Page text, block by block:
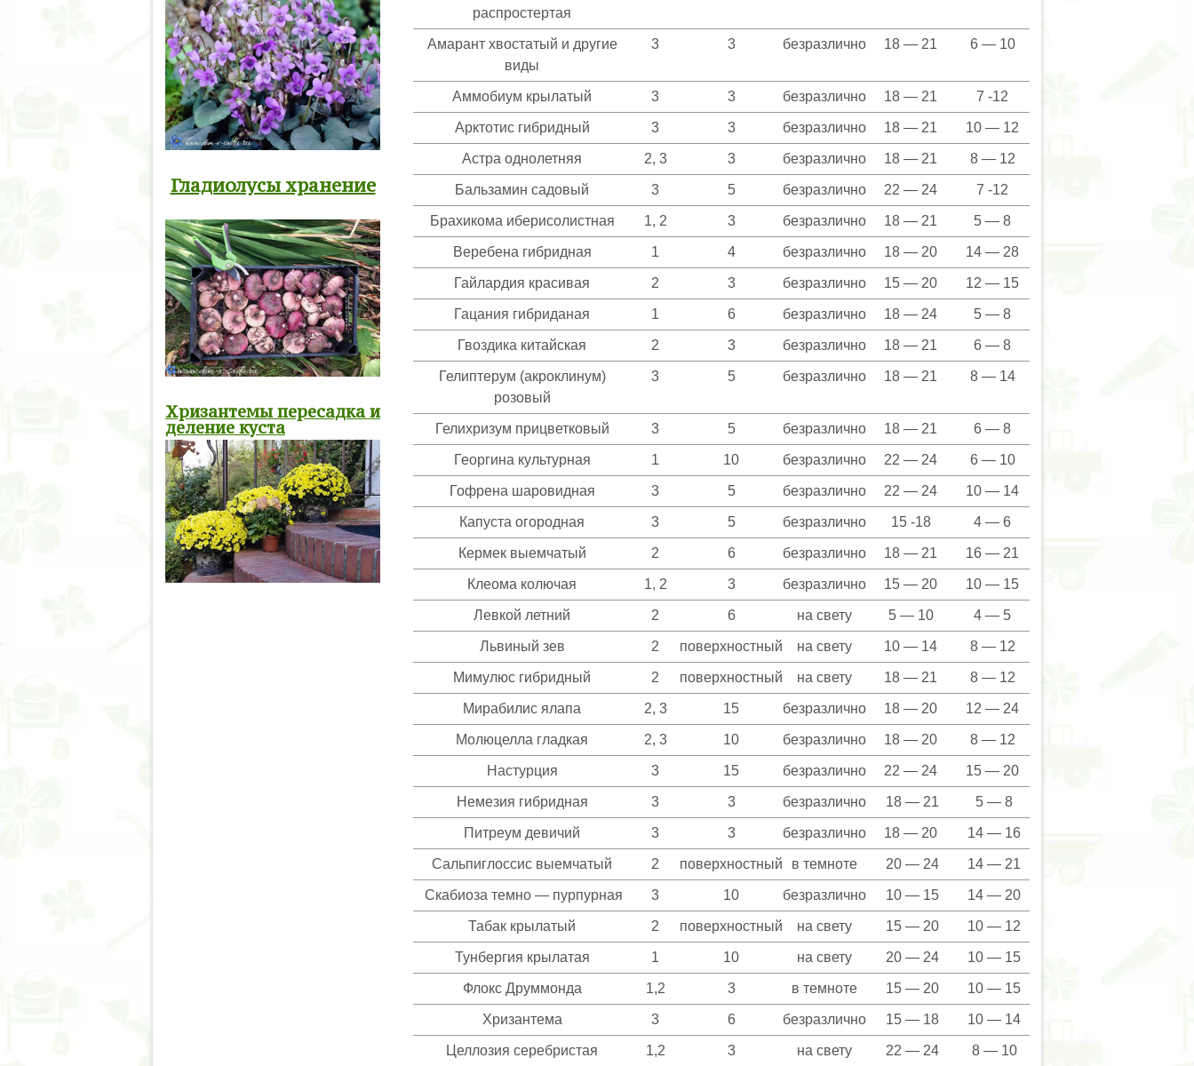
распростертая
Амарант хвостатый и другие
виды
3 3 безразлично 18 — 21 6 — 10
Аммобиум крылатый 3 3 безразлично 18 — 21 7 -12
Арктотис гибридный 3 3 безразлично 18 — 21 10 — 12
Астра однолетняя 2, 3 3 безразлично 18 — 21 8 — 12
Бальзамин садовый 3 5 безразлично 22 — 24 7 -12
Брахикома иберисолистная 1, 2 3 безразлично 18 — 21 5 — 8
Веребена гибридная 1 4 безразлично 18 — 20 14 — 28
Гайлардия красивая 2 3 безразлично 15 — 20 12 — 15
Гацания гибриданая 1 6 безразлично 18 — 24 5 — 8
Гвоздика китайская 2 3 безразлично 18 — 21 6 — 8
Гелиптерум (акроклинум)
розовый
3 5 безразлично 18 — 21 8 — 14
Гелихризум прицветковый 3 5 безразлично 18 — 21 6 — 8
Георгина культурная 1 10 безразлично 22 — 24 6 — 10
Гофрена шаровидная 3 5 безразлично 22 — 24 10 — 14
Капуста огородная 3 5 безразлично 15 -18 4 — 6
Кермек выемчатый 2 6 безразлично 18 — 21 16 — 21
Клеома колючая 1, 2 3 безразлично 15 — 20 10 — 15
Левкой летний 2 6 на свету 5 — 10 4 — 5
Львиный зев 2 поверхностный на свету 10 — 14 8 — 12
Мимулюс гибридный 2 поверхностный на свету 18 — 21 8 — 12
Мирабилис ялапа 2, 3 15 безразлично 18 — 20 12 — 24
Молюцелла гладкая 2, 3 10 безразлично 18 — 20 8 — 12
Настурция 3 15 безразлично 22 — 24 15 — 20
Немезия гибридная 3 3 безразлично 18 — 21 5 — 8
Питреум девичий 3 3 безразлично 18 — 20 14 — 16
Сальпиглоссис выемчатый 2 поверхностный в темноте 20 — 24 14 — 21
Скабиоза темно — пурпурная 3 10 безразлично 10 — 15 14 — 20
Табак крылатый 2 поверхностный на свету 15 — 20 10 — 12
Тунбергия крылатая 1 10 на свету 20 — 24 10 — 15
Флокс Друммонда 1,2 3 в темноте 15 — 20 10 — 15
Хризантема 3 6 безразлично 15 — 18 10 — 14
Целлозия серебристая 1,2 3 на свету 22 — 24 8 — 10
Гладиолусы хранение
Хризантемы пересадка и
деление куста